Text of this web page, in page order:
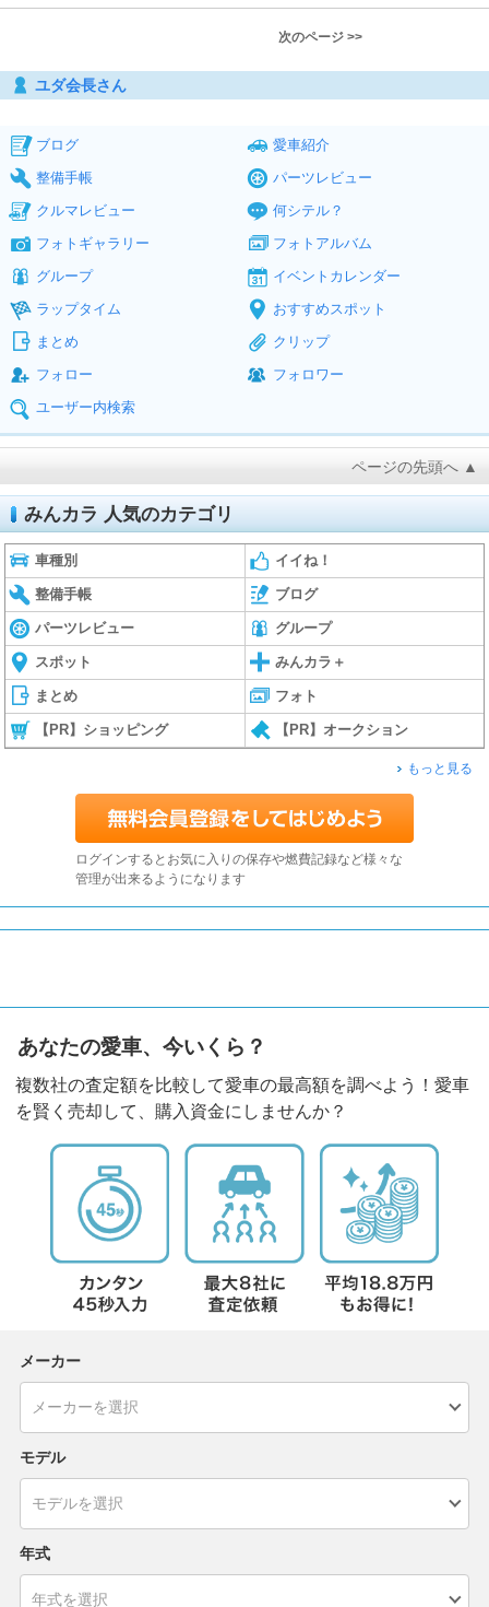
次のページ >>
ユダ会長さん
ブログ
愛車紹介
整備手帳
パーツレビュー
クルマレビュー
何シテル？
フォトギャラリー
フォトアルバム
グループ
イベントカレンダー
ラップタイム
おすすめスポット
まとめ
クリップ
フォロー
フォロワー
ユーザー内検索
ページの先頭へ ▲
みんカラ 人気のカテゴリ
車種別 イイね！
整備手帳 ブログ
パーツレビュー グループ
スポット みんカラ＋
まとめ フォト
【PR】ショッピング 【PR】オークション
もっと見る
ログインするとお気に入りの保存や燃費記録など様々な
管理が出来るようになります
あなたの愛車、今いくら？
複数社の査定額を比較して愛車の最高額を調べよう！愛車
を賢く売却して、購入資金にしませんか？
メーカー
モデル
年式